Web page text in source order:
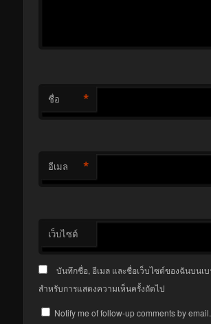
ชื่อ *
อีเมล *
เว็บไซต์
บันทึกชื่อ, อีเมล และชื่อเว็บไซต์ของฉันบนเบ
สำหรับการแสดงความเห็นครั้งถัดไป
Notify me of follow-up comments by email.